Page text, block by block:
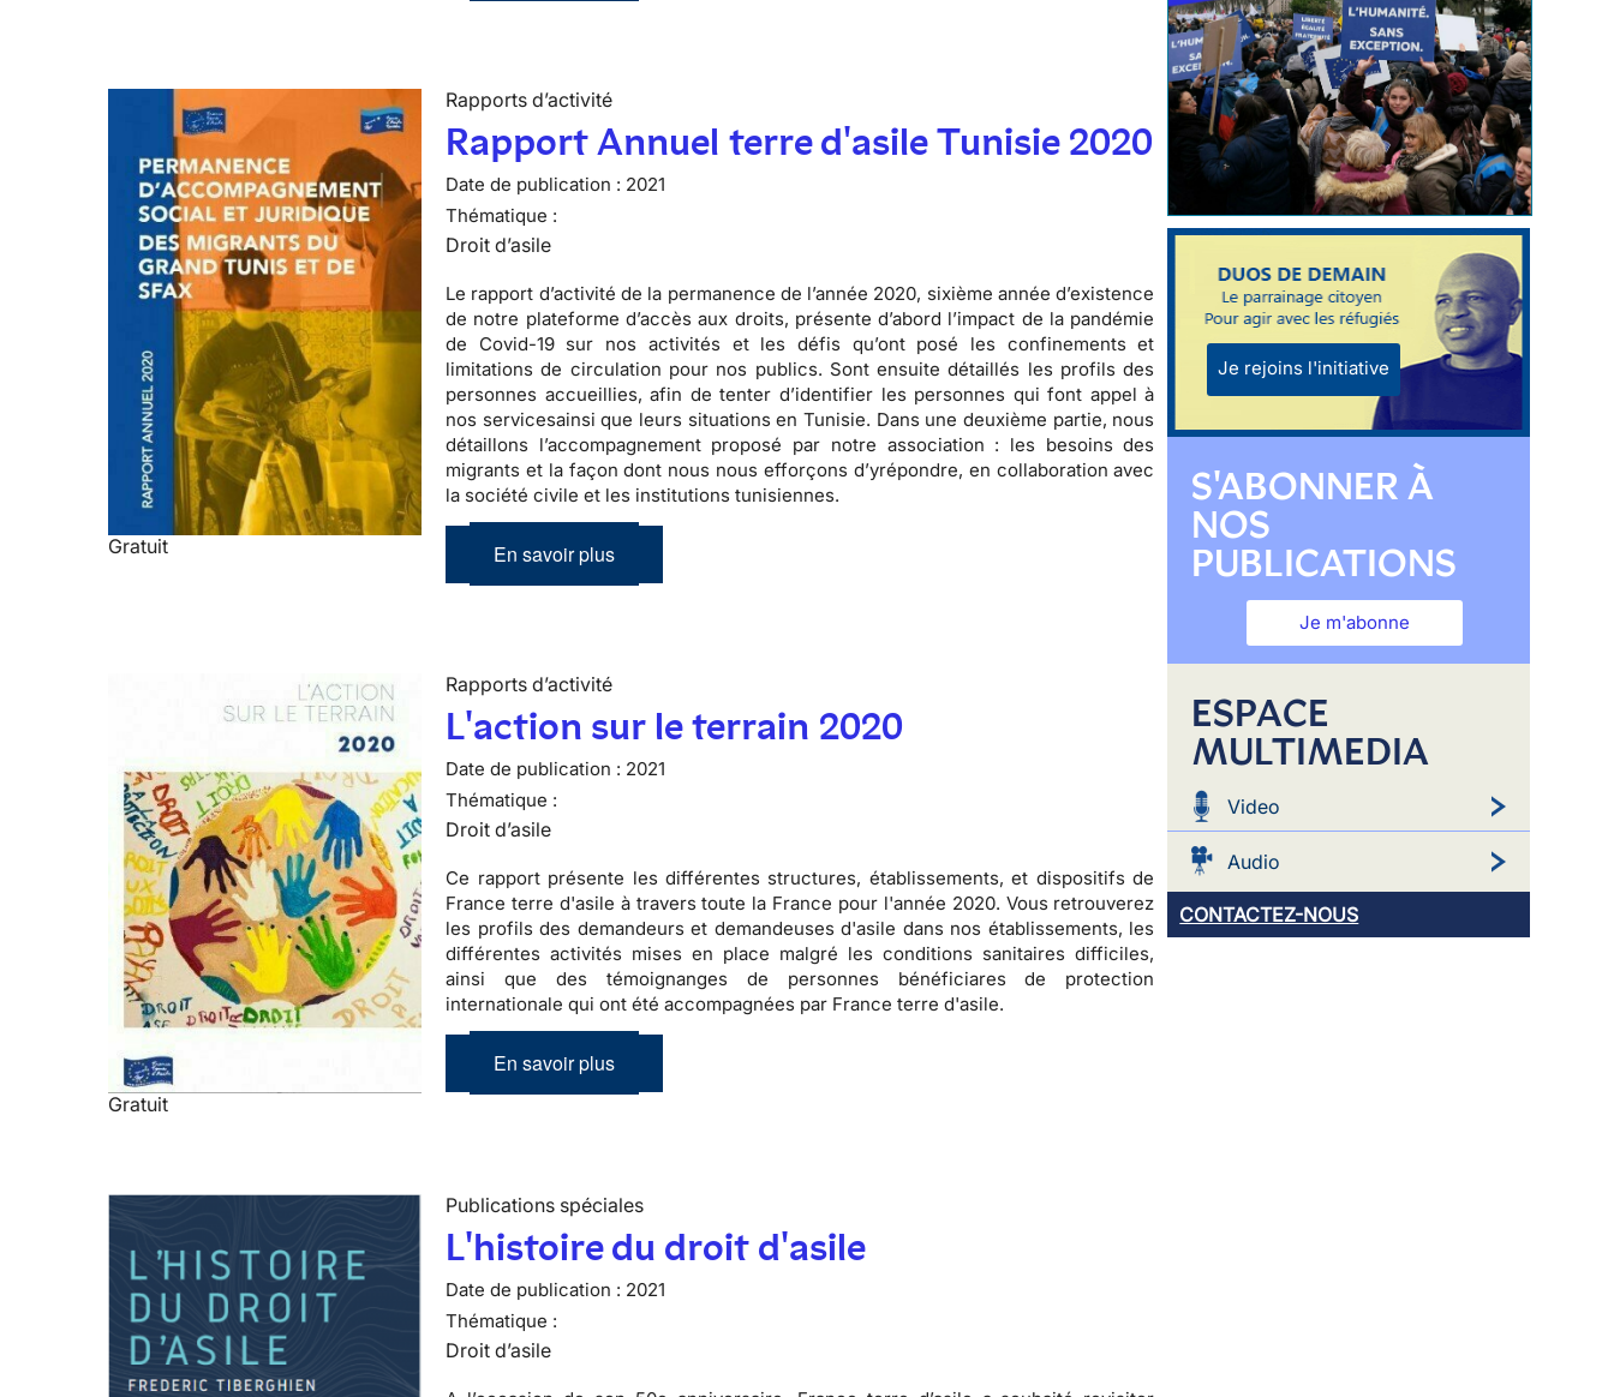
Gratuit
Rapports d’activité
Rapport Annuel terre d'asile Tunisie 2020
Date de publication : 2021
Thématique :
Droit d’asile
Le rapport d’activité de la permanence de l’année 2020, sixième année d’existence
de notre plateforme d’accès aux droits, présente d’abord l’impact de la pandémie
de Covid-19 sur nos activités et les défis qu’ont posé les confinements et
limitations de circulation pour nos publics. Sont ensuite détaillés les profils des
personnes accueillies, afin de tenter d’identifier les personnes qui font appel à
nos servicesainsi que leurs situations en Tunisie. Dans une deuxième partie, nous
détaillons l’accompagnement proposé par notre association : les besoins des
migrants et la façon dont nous nous efforçons d’yrépondre, en collaboration avec
la société civile et les institutions tunisiennes.
En savoir plus
Gratuit
Rapports d’activité
L'action sur le terrain 2020
Date de publication : 2021
Thématique :
Droit d’asile
Ce rapport présente les différentes structures, établissements, et dispositifs de
France terre d'asile à travers toute la France pour l'année 2020. Vous retrouverez
les profils des demandeurs et demandeuses d'asile dans nos établissements, les
différentes activités mises en place malgré les conditions sanitaires difficiles,
ainsi que des témoignanges de personnes bénéficiares de protection
internationale qui ont été accompagnées par France terre d'asile.
En savoir plus
Publications spéciales
L'histoire du droit d'asile
Date de publication : 2021
Thématique :
Droit d’asile
Je rejoins l'initiative
S'ABONNER À
NOS
PUBLICATIONS
Je m'abonne
ESPACE
MULTIMEDIA
Video
Audio
CONTACTEZ-NOUS